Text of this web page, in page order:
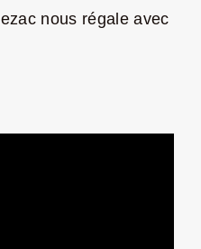
nous régale avec